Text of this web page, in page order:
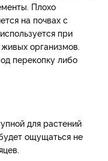
Плохо
на почвах с
при
организмов.
перекопку либо
для растений
ощущаться не